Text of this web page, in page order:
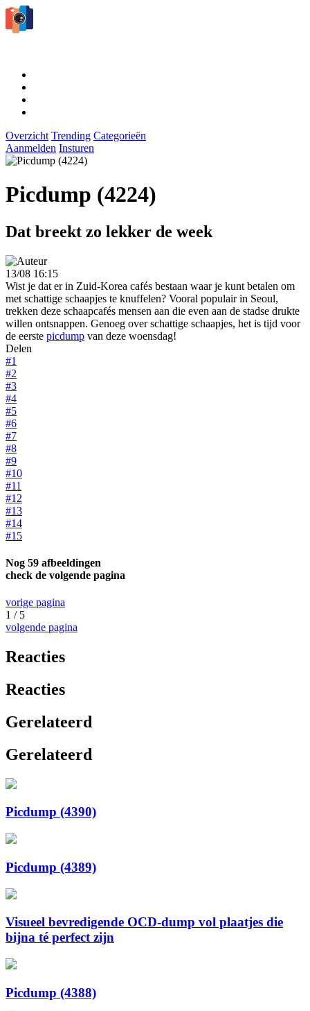
Overzicht Trending Categorieën
Aanmelden Insturen
Picdump (4224)
Dat breekt zo lekker de week
13/08 16:15
Wist je dat er in Zuid-Korea cafés bestaan waar je kunt betalen om
met schattige schaapjes te knuffelen? Vooral populair in Seoul,
trekken deze schaapcafés mensen aan die even aan de stadse drukte
willen ontsnappen. Genoeg over schattige schaapjes, het is tijd voor
de eerste picdump van deze woensdag!
Delen
#1
#2
#3
#4
#5
#6
#7
#8
#9
#10
#11
#12
#13
#14
#15
Nog 59 afbeeldingen
check de volgende pagina
vorige pagina
1 / 5
volgende pagina
Reacties
Reacties
Gerelateerd
Gerelateerd
Picdump (4390)
Picdump (4389)
Visueel bevredigende OCD-dump vol plaatjes die
bijna té perfect zijn
Picdump (4388)